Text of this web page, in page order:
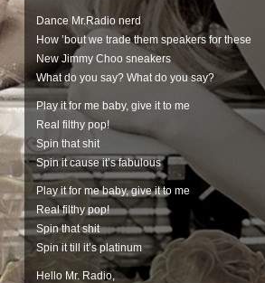
Dance Mr.Radio nerd
How ’bout we trade them speakers for these
New Jimmy Choo sneakers
What do you say? What do you say?
Play it for me baby, give it to me
Real filthy pop!
Spin that shit
Spin it cause it’s fabulous
Play it for me baby, give it to me
Real filthy pop!
Spin that shit
Spin it till it’s platinum
Hello Mr. Radio,